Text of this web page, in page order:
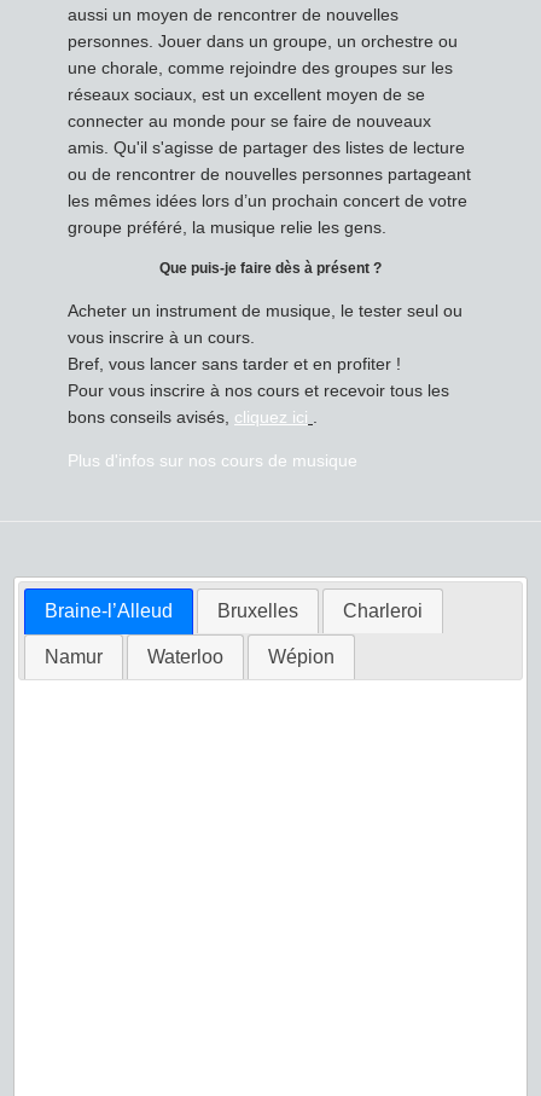
aussi un moyen de rencontrer de nouvelles
personnes. Jouer dans un groupe, un orchestre ou
une chorale, comme rejoindre des groupes sur les
réseaux sociaux, est un excellent moyen de se
connecter au monde pour se faire de nouveaux
amis. Qu'il s'agisse de partager des listes de lecture
ou de rencontrer de nouvelles personnes partageant
les mêmes idées lors d’un prochain concert de votre
groupe préféré, la musique relie les gens.
Que puis-je faire dès à présent ?
Acheter un instrument de musique, le tester seul ou
vous inscrire à un cours.
Bref, vous lancer sans tarder et en profiter !
Pour vous inscrire à nos cours et recevoir tous les
bons conseils avisés, cliquez ici
Plus d'infos sur nos cours de musique
Braine-l’Alleud Bruxelles Charleroi
Namur Waterloo Wépion